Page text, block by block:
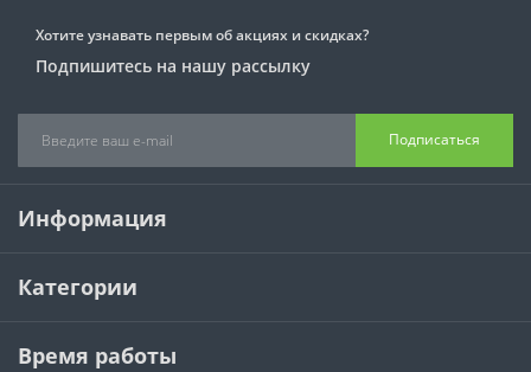
Хотите узнавать первым об акциях и скидках?
Подпишитесь на нашу рассылку
Подписаться
Информация
Категории
Время работы